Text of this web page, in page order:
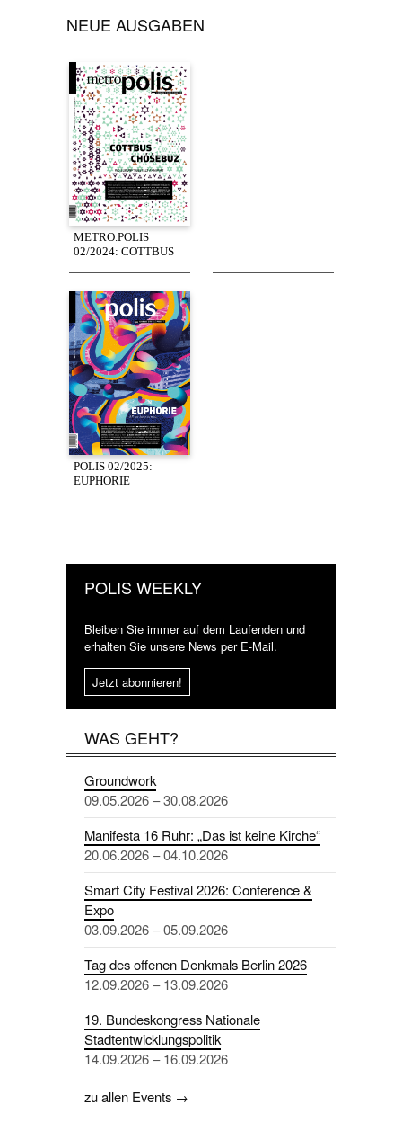
NEUE AUSGABEN
METRO.POLIS
02/2024: COTTBUS
POLIS 02/2025:
EUPHORIE
POLIS WEEKLY
Bleiben Sie immer auf dem Laufenden und
erhalten Sie unsere News per E-Mail.
Jetzt abonnieren!
WAS GEHT?
Groundwork
09.05.2026 – 30.08.2026
Manifesta 16 Ruhr: „Das ist keine Kirche“
20.06.2026 – 04.10.2026
Smart City Festival 2026: Conference &
Expo
03.09.2026 – 05.09.2026
Tag des offenen Denkmals Berlin 2026
12.09.2026 – 13.09.2026
19. Bundeskongress Nationale
Stadtentwicklungspolitik
14.09.2026 – 16.09.2026
zu allen Events →